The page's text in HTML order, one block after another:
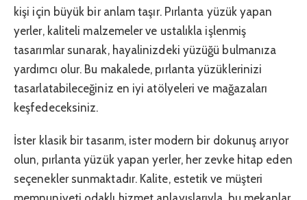
kişi için büyük bir anlam taşır. Pırlanta yüzük yapan
yerler, kaliteli malzemeler ve ustalıkla işlenmiş
tasarımlar sunarak, hayalinizdeki yüzüğü bulmanıza
yardımcı olur. Bu makalede, pırlanta yüzüklerinizi
tasarlatabileceğiniz en iyi atölyeleri ve mağazaları
keşfedeceksiniz.
İster klasik bir tasarım, ister modern bir dokunuş arıyor
olun, pırlanta yüzük yapan yerler, her zevke hitap eden
seçenekler sunmaktadır. Kalite, estetik ve müşteri